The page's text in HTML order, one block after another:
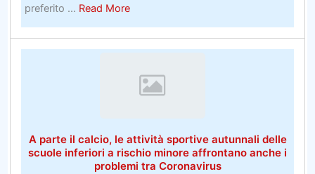
preferito ... Read Moreabout
sul
vincere
omaggi
Segreti
per
A parte il calcio, le attività sportive autunnali delle
scuole inferiori a rischio minore affrontano anche i
problemi tra Coronavirus